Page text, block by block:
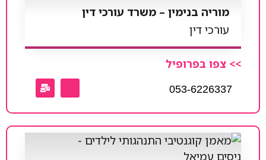
מוריה בנימין – משרד עורכי דין
עורכי דין
>> צפו בפרופיל
053-6226337